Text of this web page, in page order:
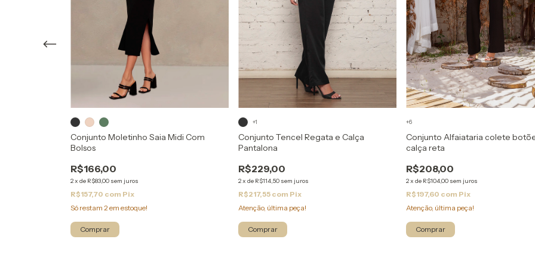
Conjunto Moletinho Saia Midi Com
Bolsos
R$166,00
2x de R$83,00 sem juros
R$157,70 com Pix
Só restam 2 em estoque!
Comprar
Conjunto Tencel Regata e Calça
Pantalona
R$229,00
2x de R$114,50 sem juros
R$217,55 com Pix
Atenção, última peça!
+1
Comprar
Conjunto Alfaiataria colete
calça reta
R$208,00
2x de R$104,00 sem juros
R$197,60 com Pix
Atenção, última peça!
+6
Comprar